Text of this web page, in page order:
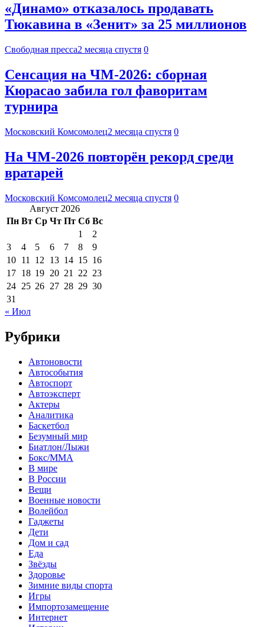
«Динамо» отказалось продавать
Тюкавина в «Зенит» за 25 миллионов
Свободная пресса2 месяца спустя 0
Сенсация на ЧМ-2026: сборная
Кюрасао забила гол фаворитам
турнира
Московский Комсомолец2 месяца спустя 0
На ЧМ-2026 повторён рекорд среди
вратарей
Московский Комсомолец2 месяца спустя 0
Август 2026
Пн Вт Ср Чт Пт Сб Вс
1
2
3
4 5 6 7 8
9
10 11 12 13 14 15 16
17 18 19 20 21 22 23
24 25 26 27 28 29 30
31
« Июл
Рубрики
Автоновости
Автособытия
Автоспорт
Автоэксперт
Актеры
Аналитика
Баскетбол
Безумный мир
Биатлон/Лыжи
Бокс/MMA
В мире
В России
Вещи
Военные новости
Волейбол
Гаджеты
Дети
Дом и сад
Еда
Звёзды
Здоровье
Зимние виды спорта
Игры
Импортозамещение
Интернет